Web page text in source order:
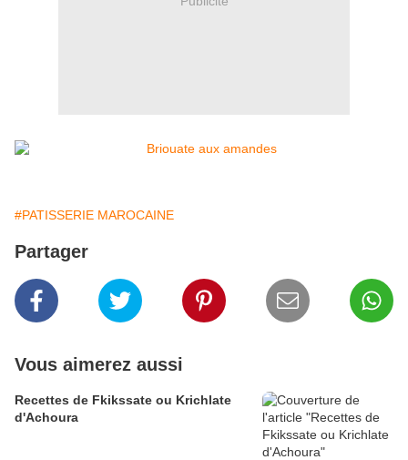
#PATISSERIE MAROCAINE
Partager
Vous aimerez aussi
Recettes de Fkikssate ou Krichlate
d'Achoura